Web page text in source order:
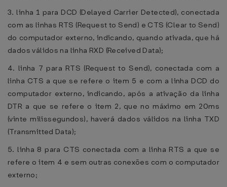
3. linha 1 para DCD (Delayed Carrier Detected), conectada
com as linhas RTS (Request to Send) e CTS (Clear to Send)
do computador externo, indicando, quando ativada, que há
dados válidos na linha RXD (Received Data);
4. linha 7 para RTS (Request to Send), conectada com a
linha CTS a que se refere o item 5 e com a linha DCD do
computador externo, indicando, após a ativação da linha
DTR a que se refere o item 2, que no máximo em 20ms
(vinte milissegundos), haverá dados válidos na linha TXD
(Transmitted Data);
5. linha 8 para CTS conectada com a linha RTS a que se
refere o item 4 e sem outras conexões com o computador
externo;